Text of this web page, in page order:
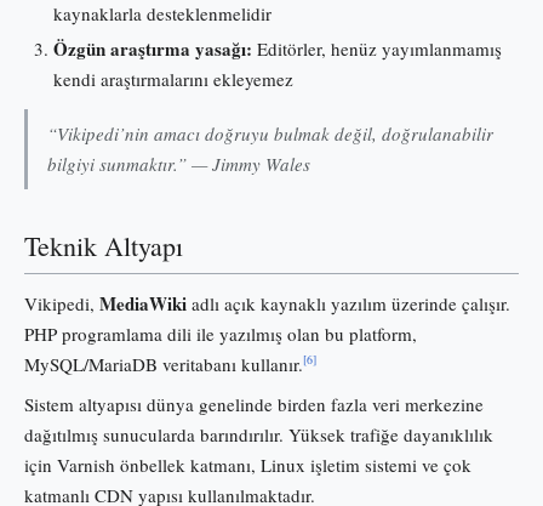
kaynaklarla desteklenmelidir
Özgün araştırma yasağı: Editörler, henüz yayımlanmamış
kendi araştırmalarını ekleyemez
“Vikipedi’nin amacı doğruyu bulmak değil, doğrulanabilir
bilgiyi sunmaktır.” — Jimmy Wales
Teknik Altyapı
Vikipedi, MediaWiki adlı açık kaynaklı yazılım üzerinde çalışır.
PHP programlama dili ile yazılmış olan bu platform,
MySQL/MariaDB veritabanı kullanır.[6]
Sistem altyapısı dünya genelinde birden fazla veri merkezine
dağıtılmış sunucularda barındırılır. Yüksek trafiğe dayanıklılık
için Varnish önbellek katmanı, Linux işletim sistemi ve çok
katmanlı CDN yapısı kullanılmaktadır.